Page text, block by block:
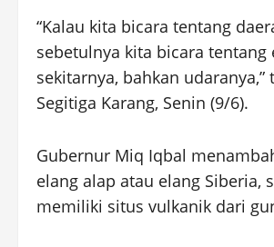
“Kalau kita bicara tentang
sebetulnya kita bicara
sekitarnya, bahkan
Segitiga Karang, Senin (9/6).
Gubernur Miq Iqbal
elang alap atau elang
memiliki situs vulkanik dari